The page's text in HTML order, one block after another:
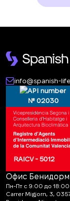
info@spanish-
№ 02030
RAICV - 5012
Офис Бенидорм
Пн-Пт с 9:00 до 18:00
Carrer Migjorn, 3,